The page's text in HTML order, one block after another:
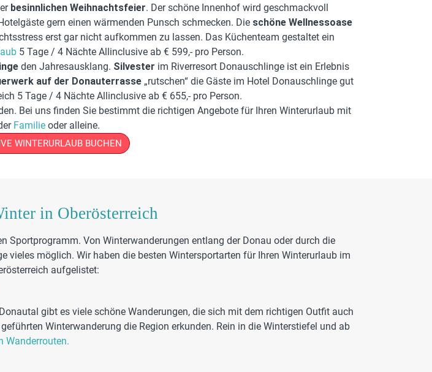
besinnlichen Weihnachtsfeier. Der schöne Innenhof wird geschmackvoll
gern einen wärmenden Punsch schmecken. Die schöne Wellnessoase
erst gar nicht aufkommen zu lassen. Das Küchenteam gestaltet ein
5 Tage / 4 Nächte Allinclusive ab € 599,- pro Person.
den Jahresausklang. Silvester im Riverresort Donauschlinge ist ein Erlebnis
auf der Donauterrasse„rutschen“ die Gäste im Hotel Donauschlinge gut
5 Tage / 4 Nächte Allinclusive ab € 655,- pro Person.
Bei uns finden Sie bestimmt die richtigen Angebote für Ihren Winterurlaub mit
Familie oder alleine.
WINTERURLAUB BUCHEN
in Oberösterreich
Sportprogramm. Von Winterwanderungen entlang der Donau oder durch die
möglich. Wir haben die besten Wintersportarten für Ihren Winterurlaub im
aufgelistet:
gibt es viele schöne Wanderungen, die sich mit dem richtigen Outfit auch
Winterwanderung die Region erkunden. Rein in die Winterstiefel und ab
Wanderrouten.